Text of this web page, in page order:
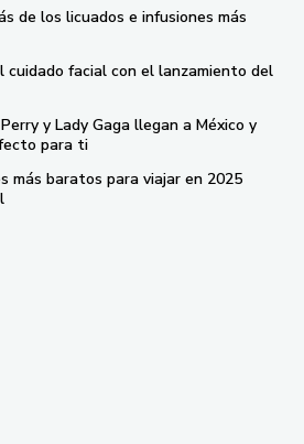
de los licuados e infusiones más
cuidado facial con el lanzamiento del
y Lady Gaga llegan a México y
para ti
más baratos para viajar en 2025